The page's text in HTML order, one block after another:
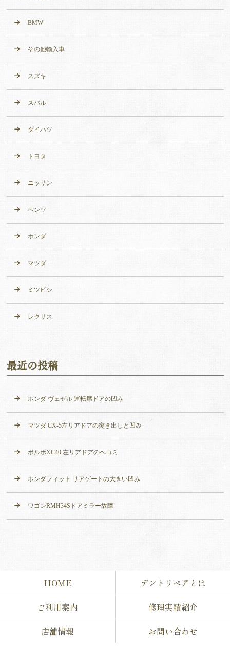
BMW
その他輸入車
スズキ
スバル
ダイハツ
トヨタ
ニッサン
ベンツ
ホンダ
マツダ
ミツビシ
レクサス
最近の投稿
ホンダ ヴェゼル 運転席ドアの凹み
マツダ CX-5左リアドアの突き出しと凹み
ボルボXC40 左リアドアのヘコミ
ホンダフィット リアゲートの大きい凹み
ワゴンRMH34Sドアミラー故障
HOME
デントリペアとは
ご利用案内
修理実績紹介
店舗情報
お問い合わせ